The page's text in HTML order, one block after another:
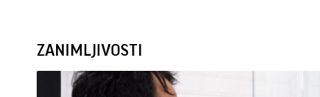
ZANIMLJIVOSTI